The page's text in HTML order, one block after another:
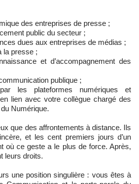
des entreprises de presse ;
public du secteur ;
dues aux entreprises de médias ;
la presse ;
et d’accompagnement des
publique ;
les plateformes numériques et
en lien avec votre collègue chargé des
Numérique.
que des affrontements à distance. Ils
et les cent premiers jours d’un
où ce geste a le plus de force. Après,
leurs droits.
une position singulière : vous êtes à